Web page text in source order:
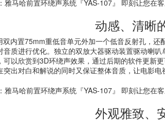
动感、清晰
双内置75mm重低音单元外加一个低音反射孔，
音质进行优化。独立的双放大器驱动装置驱动喇
可以欣赏到3D环绕声效果，通过后期的软件更新
突出对白和解说的同时又保证整体音质，让电影电
外观雅致、